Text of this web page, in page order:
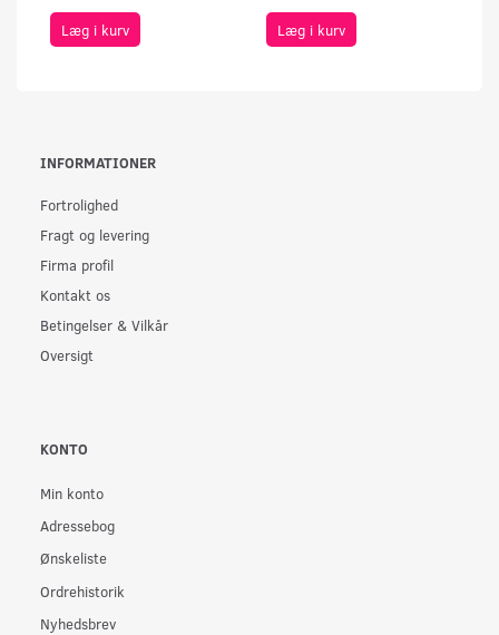
Læg i kurv Læg i kurv
INFORMATIONER
Fortrolighed
Fragt og levering
Firma profil
Kontakt os
Betingelser & Vilkår
Oversigt
KONTO
Min konto
Adressebog
Ønskeliste
Ordrehistorik
Nyhedsbrev